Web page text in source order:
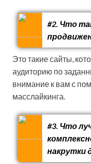
#2. Что
Это такие сайты,
аудиторию по
внимание к вам с
масслайкинга.
#3. Что
накрутки